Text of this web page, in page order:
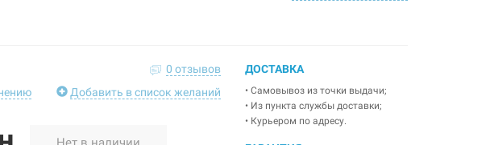
0 отзывов
Добавить в список желаний
ДОСТАВКА
• Самовывоз из точки выдачи;
• Из пункта службы доставки;
• Курьером по адресу.